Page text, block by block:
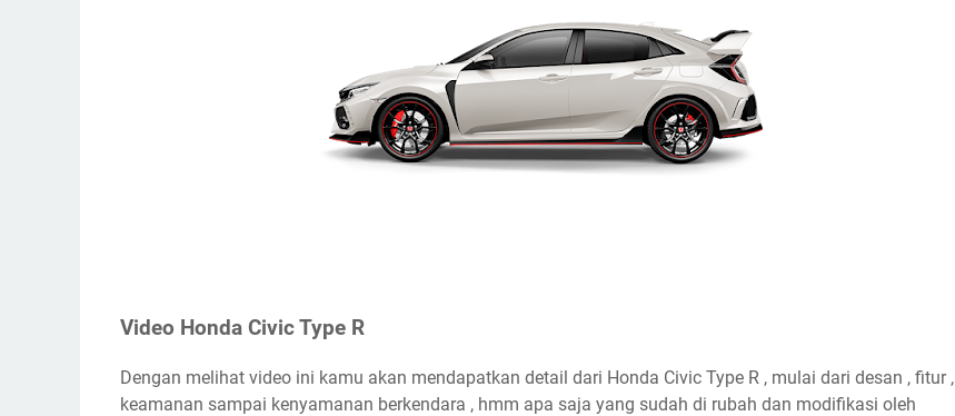
Video Honda Civic Type R
Dengan melihat video ini kamu akan mendapatkan detail dari Honda Civic Type R , mulai dari desan , fitur ,
keamanan sampai kenyamanan berkendara , hmm apa saja yang sudah di rubah dan modifikasi oleh